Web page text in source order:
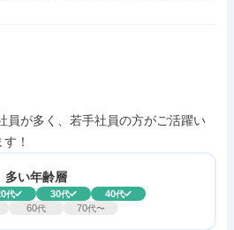
員が多く、若手社員の方がご活躍い
！
多い年齢層
代 30代 40代
60代 70代〜